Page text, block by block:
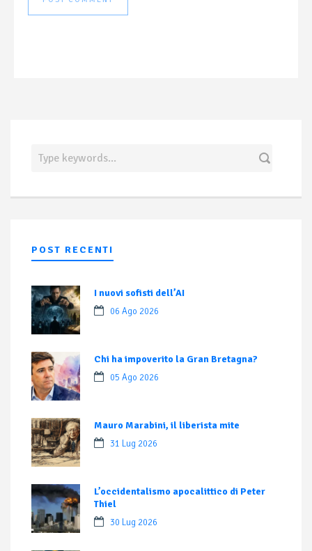
POST RECENTI
I nuovi sofisti dell’AI
06 Ago 2026
Chi ha impoverito la Gran Bretagna?
05 Ago 2026
Mauro Marabini, il liberista mite
31 Lug 2026
L’occidentalismo apocalittico di Peter
Thiel
30 Lug 2026